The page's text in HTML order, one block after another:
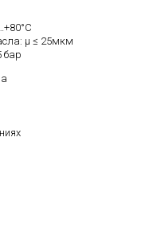
μ ≤ 25мкм
бар